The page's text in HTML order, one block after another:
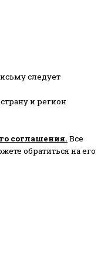
следует
и регион
соглашения. Все
обратиться на его